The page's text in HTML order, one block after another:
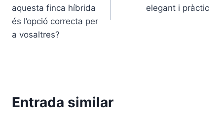
aquesta finca híbrida
és l’opció correcta per
a vosaltres?
elegant i pràctic
Entrada similar